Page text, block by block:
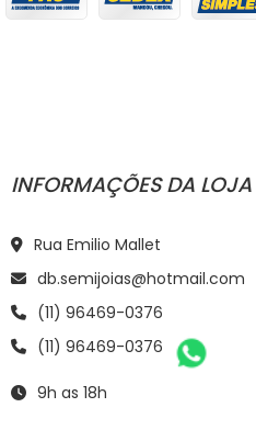
INFORMAÇÕES DA LOJA
Rua Emilio Mallet
db.semijoias@hotmail.com
(11) 96469-0376
(11) 96469-0376
9h as 18h